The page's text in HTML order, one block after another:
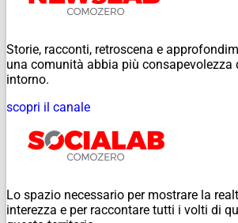
Storie, racconti, retroscena e
una comunità abbia più consapevolezza
intorno.
scopri il canale
Lo spazio necessario per mostrare la
interezza e per raccontare tutti i volti di